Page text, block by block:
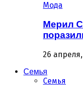
Мода
Мерил
26
Семья
Семья